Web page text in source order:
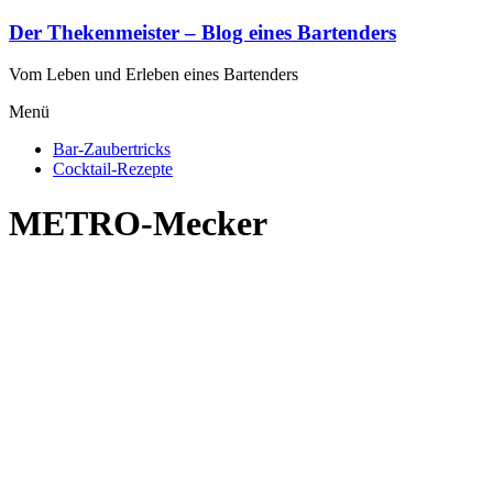
Zum
springen
Der Thekenmeister – Blog eines Bartenders
Vom Leben und Erleben eines Bartenders
Menü
Bar-Zaubertricks
Cocktail-Rezepte
METRO-Mecker